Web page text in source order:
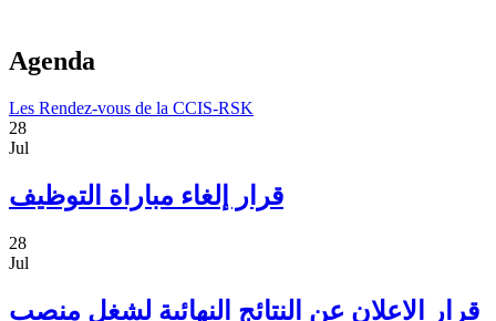
Agenda
Les Rendez-vous de la CCIS-RSK
28
Jul
قرار إلغاء مباراة التوظيف
28
Jul
قرار الاعلان عن النتائج النهائية لشغل منصب